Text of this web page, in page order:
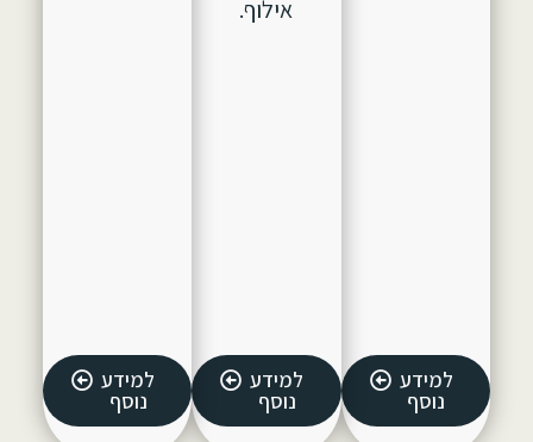
למידע
נוסף
אילוף.
למידע
נוסף
למידע
נוסף